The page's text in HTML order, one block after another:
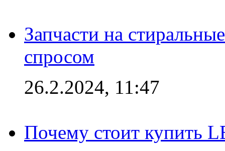
Запчасти на
спросом
26.2.2024, 11:47
Почему стоит купить